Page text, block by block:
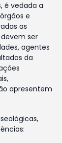
é vedada a
e
as
ser
agentes
da
apresentem